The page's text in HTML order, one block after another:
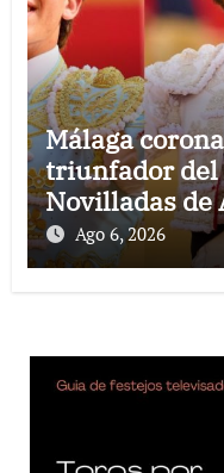
Málaga
triunfador del
Novilladas de
Ago 6, 2026